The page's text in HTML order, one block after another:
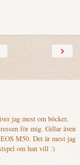
›
jag mest om böcker,
för mig. Gillar även
M50. Det är mest jag
om han vill :)